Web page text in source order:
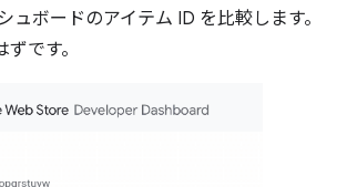
ュボードのアイテム ID を比較します。
です。